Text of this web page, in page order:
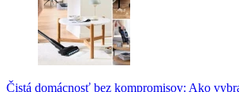
Čistá domácnosť bez kompromisov: Ako